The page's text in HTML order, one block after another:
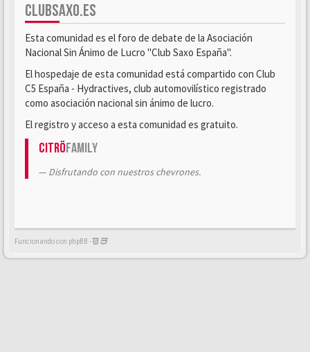
CLUBSAXO.ES
Esta comunidad es el foro de debate de la Asociación
Nacional Sin Ánimo de Lucro "Club Saxo España".
El hospedaje de esta comunidad está compartido con Club
C5 España - Hydractives, club automovilístico registrado
como asociación nacional sin ánimo de lucro.
El registro y acceso a esta comunidad es gratuito.
CitröFamily
Disfrutando con nuestros chevrones.
Funcionando con phpBB -